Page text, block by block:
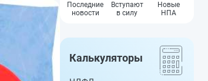
Последние
новости
Вступают
в силу
Новые
НПА
Калькуляторы